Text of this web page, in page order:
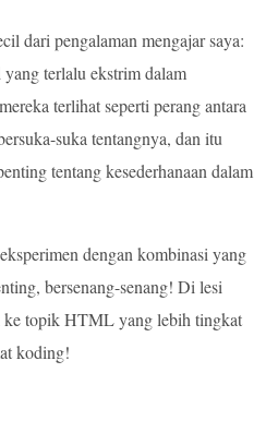
dari pengalaman mengajar saya:
terlalu ekstrim dalam
terlihat seperti perang antara
suka tentangnya, dan itu
tentang kesederhanaan dalam
dengan kombinasi yang
bersenang-senang! Di lesi
ke topik HTML yang lebih tingkat
koding!